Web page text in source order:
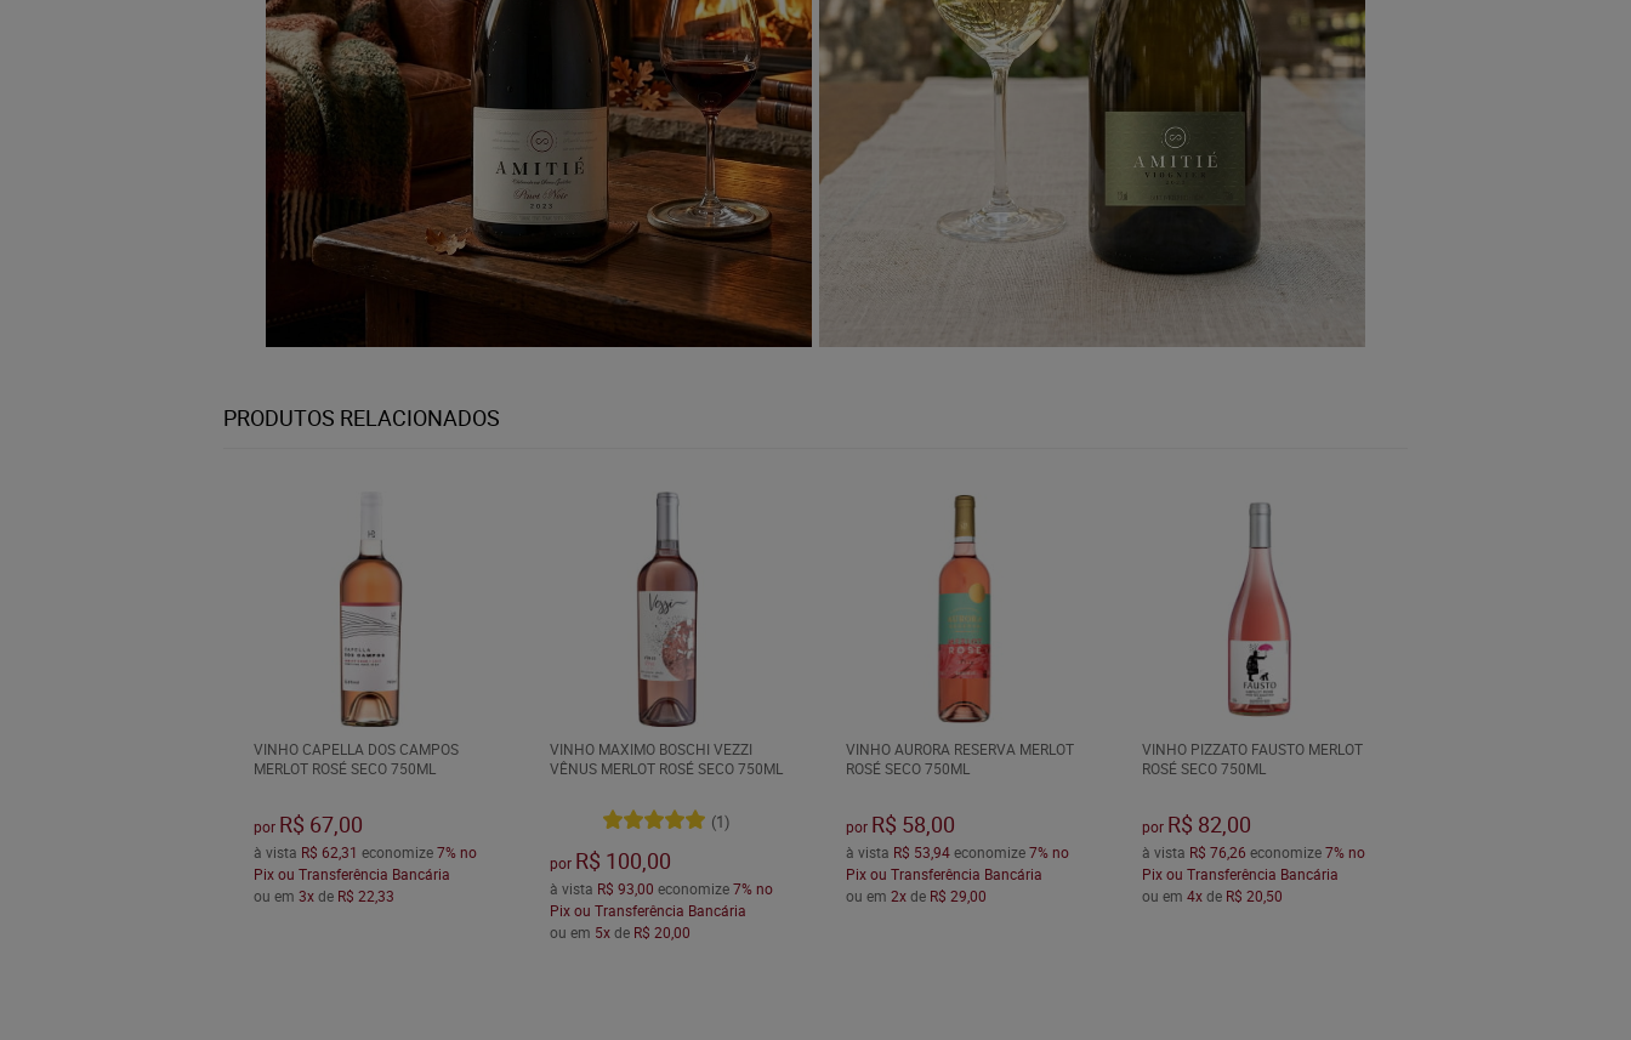
PRODUTOS RELACIONADOS
VINHO CAPELLA DOS CAMPOS
MERLOT ROSÉ SECO 750ML
por R$ 67,00
à vista R$ 62,31 economize7% no
Pix ou Transferência Bancária
ou em 3xde R$ 22,33
VINHO MAXIMO BOSCHI VEZZI
VÊNUS MERLOT ROSÉ SECO 750ML
(1)
por R$ 100,00
à vista R$ 93,00 economize7% no
Pix ou Transferência Bancária
ou em 5xde R$ 20,00
VINHO AURORA RESERVA MERLOT
ROSÉ SECO 750ML
por R$ 58,00
à vista R$ 53,94economize7% no
Pix ou Transferência Bancária
ou em 2xde R$ 29,00
VINHO PIZZATO FAUSTO MERLOT
ROSÉ SECO 750ML
por R$ 82,00
à vista R$ 76,26 economize7% no
Pix ou Transferência Bancária
ou em 4xde R$ 20,50